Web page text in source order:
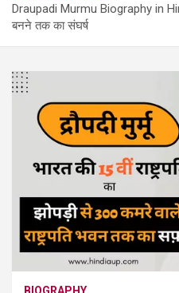
Draupadi Murmu Biography in
बनने तक का संघर्ष
BIOGRAPHY